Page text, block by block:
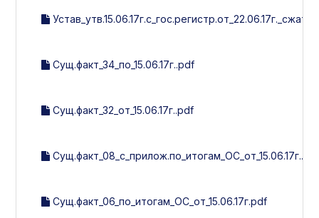
Сущ.факт_34_по_15.06.17г..pdf
Сущ.факт_32_от_15.06.17г..pdf
Сущ.факт_08_с_прилож.по_итогам_ОС_от_15.06.17г..pdf
Сущ.факт_06_по_итогам_ОС_от_15.06.17г.pdf